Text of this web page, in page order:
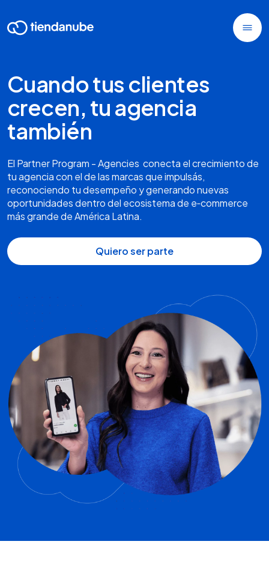
Cuando tus clientes
crecen, tu agencia
también
El Partner Program - Agencies conecta el crecimiento de
tu agencia con el de las marcas que impulsás,
reconociendo tu desempeño y generando nuevas
oportunidades dentro del ecosistema de e‑commerce
más grande de América Latina.
Quiero ser parte